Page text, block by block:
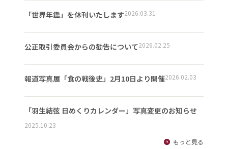
「世界年鑑」を休刊いたします2026.03.31
公正取引委員会からの勧告について2026.02.25
報道写真展「食の戦後史」2月10日より開催2026.02.03
「羽生結弦 日めくりカレンダー」写真変更のお知らせ
2025.10.23
もっと見る